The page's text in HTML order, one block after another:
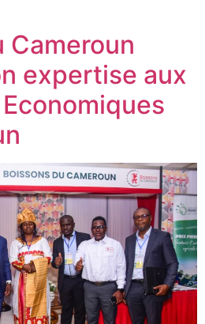
Cameroun
expertise aux